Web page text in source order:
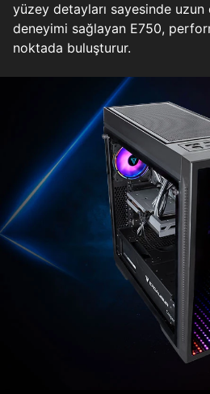
yüzey detayları sayesinde uzun
deneyimi sağlayan E750,
noktada buluşturur.